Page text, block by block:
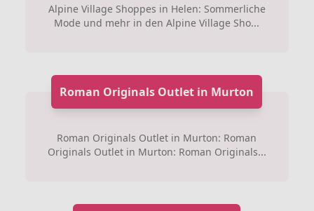
Alpine Village Shoppes in Helen: Sommerliche
Mode und mehr in den Alpine Village Sho...
Roman Originals Outlet in Murton
Roman Originals Outlet in Murton: Roman
Originals Outlet in Murton: Roman Originals...